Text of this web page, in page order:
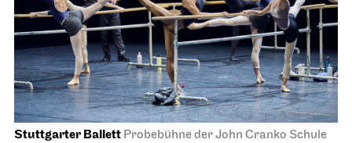
Stuttgarter Ballett Probebühne der John Cranko Schule